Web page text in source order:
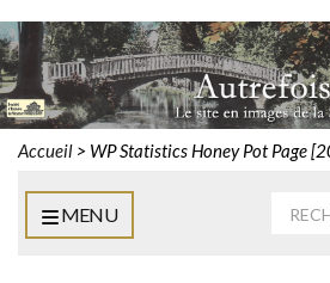
Accueil > WP Statistics Honey Pot Page
MENU